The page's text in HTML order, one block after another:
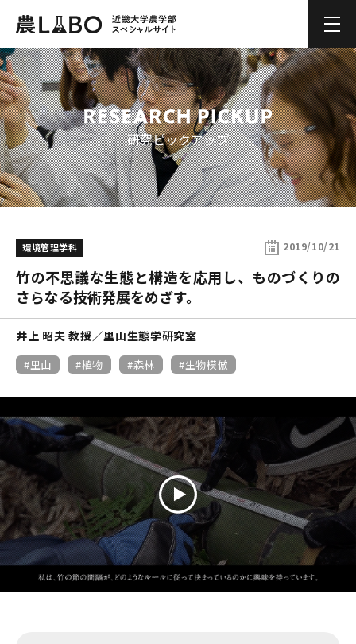
研究ピックアップ
環境管理学科 2019/10/21
竹の不思議な生態と構造を応用し、ものづくりの
さらなる技術発展をめざす。
井上 昭夫 教授／里山生態学研究室
里山 植物 森林 生物模倣